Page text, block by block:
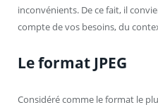
inconvénients. De ce fait, il
compte de vos besoins, du
Le format JPEG
Considéré comme le format le